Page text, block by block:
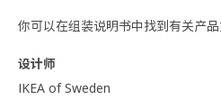
你可以在组装说明书中找到有关产
设计师
IKEA of Sweden